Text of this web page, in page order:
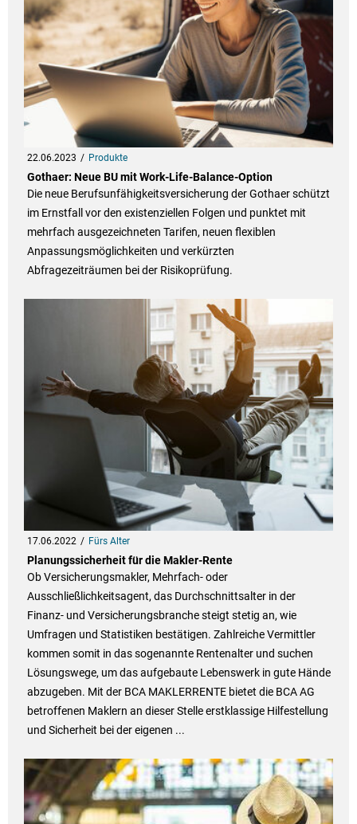
22.06.2023 Produkte
Gothaer: Neue BU mit Work-Life-Balance-Option
Die neue Berufsunfähigkeitsversicherung der Gothaer schützt
im Ernstfall vor den existenziellen Folgen und punktet mit
mehrfach ausgezeichneten Tarifen, neuen flexiblen
Anpassungsmöglichkeiten und verkürzten
Abfragezeiträumen bei der Risikoprüfung.
17.06.2022 Fürs Alter
Planungssicherheit für die Makler-Rente
Ob Versicherungsmakler, Mehrfach- oder
Ausschließlichkeitsagent, das Durchschnittsalter in der
Finanz- und Versicherungsbranche steigt stetig an, wie
Umfragen und Statistiken bestätigen. Zahlreiche Vermittler
kommen somit in das sogenannte Rentenalter und suchen
Lösungswege, um das aufgebaute Lebenswerk in gute Hände
abzugeben. Mit der BCA MAKLERRENTE bietet die BCA AG
betroffenen Maklern an dieser Stelle erstklassige Hilfestellung
und Sicherheit bei der eigenen ...